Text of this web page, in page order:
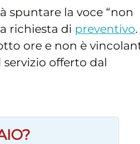
spuntare la voce “non
richiesta di preventivo.
ore e non è
offerto dal